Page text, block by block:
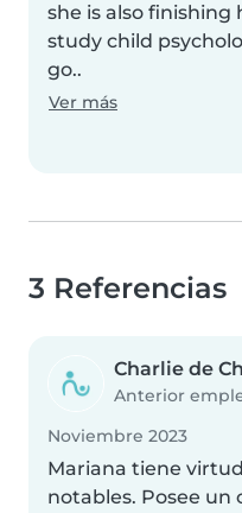
she is also finishing
study child
go..
Ver más
3 Referencias
Charlie de
Anterior
Noviembre 2023
Mariana tiene
notables. Posee un